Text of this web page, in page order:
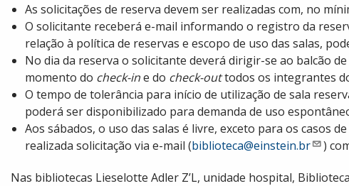
As solicitações de reserva devem ser realizadas com, no
O solicitante receberá e-mail informando o registro da
relação à política de reservas e escopo de uso das salas,
No dia da reserva o solicitante deverá dirigir-se ao balcão
momento do check-ine do check-outtodos os integrantes
O tempo de tolerância para início de utilização de sala
poderá ser disponibilizado para demanda de uso
Aos sábados, o uso das salas é livre, exceto para os casos
realizada solicitação via e-mail (biblioteca@einstein.br )
Nas bibliotecas Lieselotte Adler Z’L, unidade hospital,